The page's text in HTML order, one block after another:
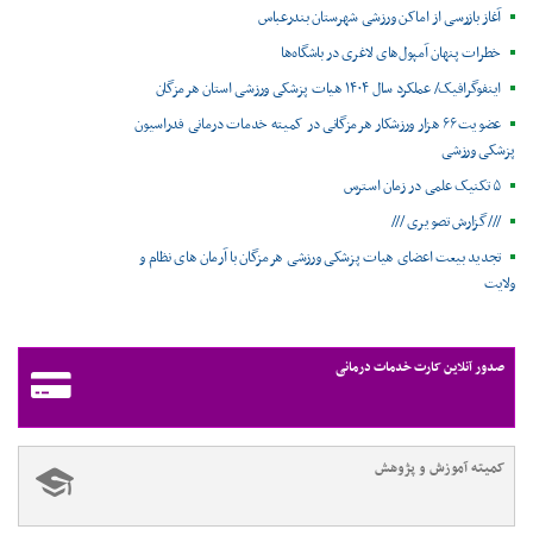
آغاز بازرسی از اماکن ورزشی شهرستان بندرعباس
خطرات پنهان آمپول‌های لاغری در باشگاه‌ها
اینفوگرافیک/ عملکرد سال ۱۴۰۴ هیات پزشکی ورزشی استان هرمزگان
عضویت ۶۶ هزار ورزشکار هرمزگانی در کمیته خدمات درمانی فدراسیون
پزشکی ورزشی
۵ تکنیک علمی در زمان استرس
///گزارش تصویری ///
تجدید بیعت اعضای هیات پزشکی ورزشی هرمزگان با آرمان های نظام و
ولایت
صدور آنلاین کارت خدمات درمانی
کمیته آموزش و پژوهش